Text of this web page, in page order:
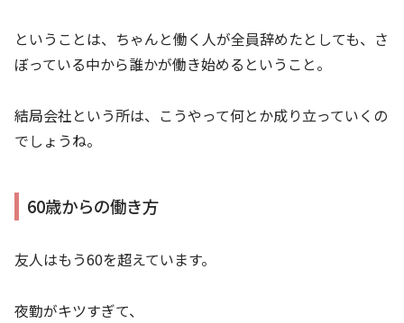
ということは、ちゃんと働く人が全員辞めたとしても、さ
ぼっている中から誰かが働き始めるということ。
結局会社という所は、こうやって何とか成り立っていくの
でしょうね。
60歳からの働き方
友人はもう60を超えています。
夜勤がキツすぎて、